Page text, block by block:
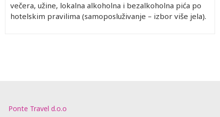
večera, užine, lokalna alkoholna i bezalkoholna pića po
hotelskim pravilima (samoposluživanje – izbor više jela).
Ponte Travel d.o.o